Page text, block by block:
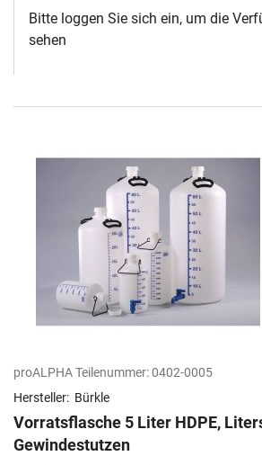
Bitte loggen Sie sich ein, um die
sehen
proALPHA Teilenummer:0402-0005
Hersteller: Bürkle
Vorratsflasche 5 Liter HDPE,
Gewindestutzen